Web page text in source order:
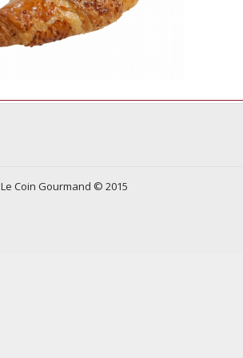
Le Coin Gourmand © 2015